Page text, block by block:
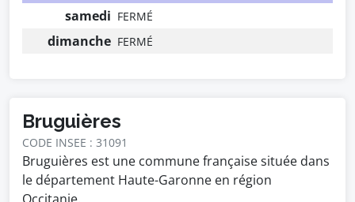
samedi FERMÉ
dimanche FERMÉ
Bruguières
CODE INSEE : 31091
Bruguières est une commune française située dans
le département Haute-Garonne en région